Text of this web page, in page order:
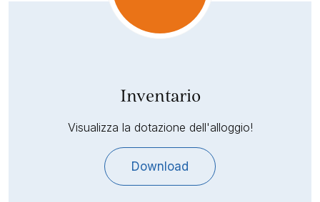
Inventario
Visualizza la dotazione dell'alloggio!
Download